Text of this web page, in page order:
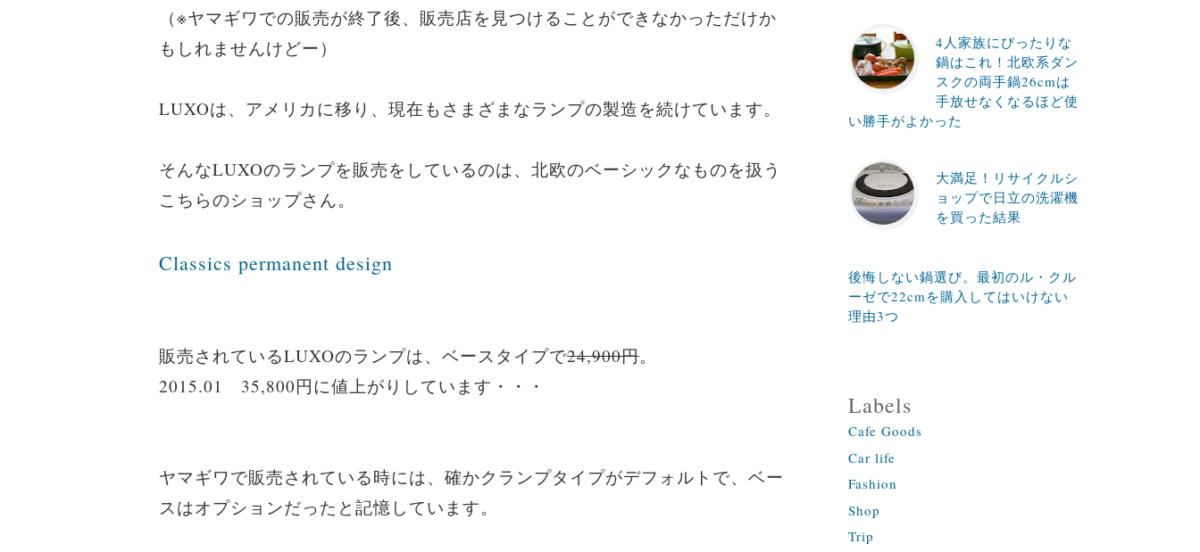
（※ヤマギワでの販売が終了後、販売店を見つけることができなかっただけか
もしれませんけどー）
LUXOは、アメリカに移り、現在もさまざまなランプの製造を続けています。
そんなLUXOのランプを販売をしているのは、北欧のベーシックなものを扱う
こちらのショップさん。
Classics permanent design
販売されているLUXOのランプは、ベースタイプで24,900円。
2015.01 35,800円に値上がりしています・・・
ヤマギワで販売されている時には、確かクランプタイプがデフォルトで、ベー
スはオプションだったと記憶しています。
4人家族にぴったりな
鍋はこれ！北欧系ダン
スクの両手鍋26cmは
手放せなくなるほど使
い勝手がよかった
大満足！リサイクルシ
ョップで日立の洗濯機
を買った結果
後悔しない鍋選び。最初のル・クル
ーゼで22cmを購入してはいけない
理由3つ
Labels
Cafe Goods
Car life
Fashion
Shop
Trip